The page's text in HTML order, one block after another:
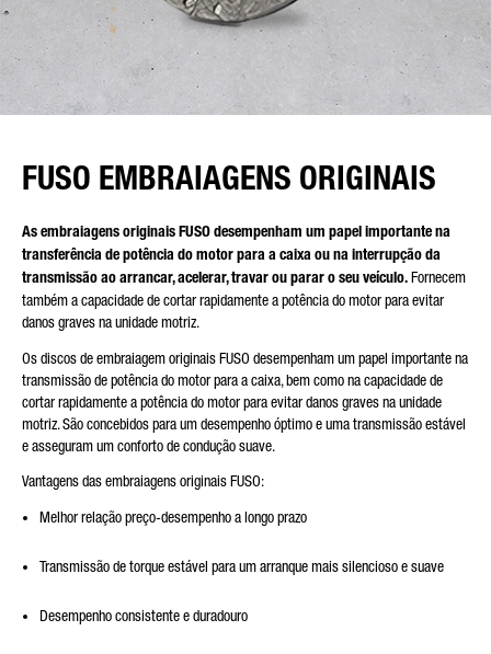
FUSO EMBRAIAGENS ORIGINAIS
As embraiagens originais FUSO desempenham um papel importante na
transferência de potência do motor para a caixa ou na interrupção da
transmissão ao arrancar, acelerar, travar ou parar o seu veículo.Fornecem
também a capacidade de cortar rapidamente a potência do motor para evitar
danos graves na unidade motriz.
Os discos de embraiagem originais FUSO desempenham um papel importante na
transmissão de potência do motor para a caixa, bem como na capacidade de
cortar rapidamente a potência do motor para evitar danos graves na unidade
motriz. São concebidos para um desempenho óptimo e uma transmissão estável
e asseguram um conforto de condução suave.
Vantagens das embraiagens originais FUSO:
Melhor relação preço-desempenho a longo prazo
Transmissão de torque estável para um arranque mais silencioso e suave
Desempenho consistente e duradouro